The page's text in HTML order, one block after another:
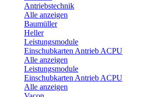
Antriebstechnik
Alle anzeigen
Baumüller
Heller
Leistungsmodule
Einschubkarten Antrieb ACPU
Alle anzeigen
Leistungsmodule
Einschubkarten Antrieb ACPU
Alle anzeigen